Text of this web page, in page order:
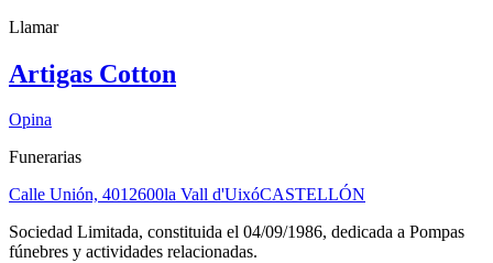
Llamar
Artigas Cotton
Opina
Funerarias
Calle Unión, 4012600la Vall d'UixóCASTELLÓN
Sociedad Limitada, constituida el 04/09/1986, dedicada a Pompas
fúnebres y actividades relacionadas.